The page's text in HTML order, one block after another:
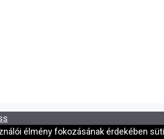
élmény fokozásának érdekében